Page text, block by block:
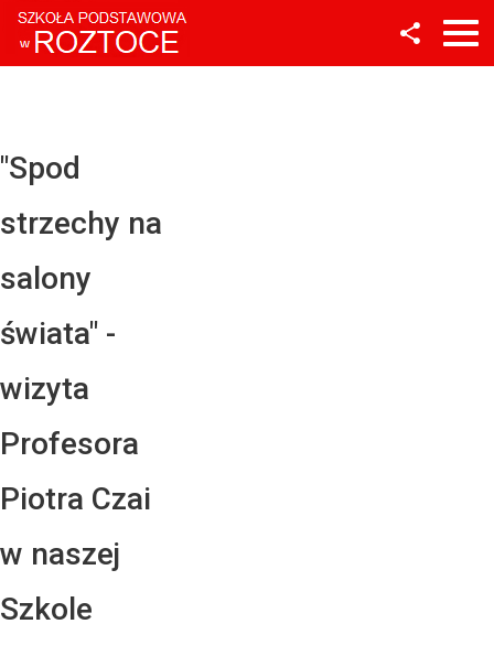
"Spod
strzechy na
salony
świata" -
wizyta
Profesora
Piotra Czai
w naszej
Szkole